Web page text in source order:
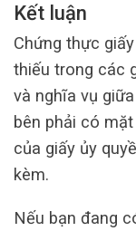
Kết luận
Chứng thực
thiếu trong các
và nghĩa vụ
bên phải có
của giấy ủy
kèm.
Nếu bạn đang